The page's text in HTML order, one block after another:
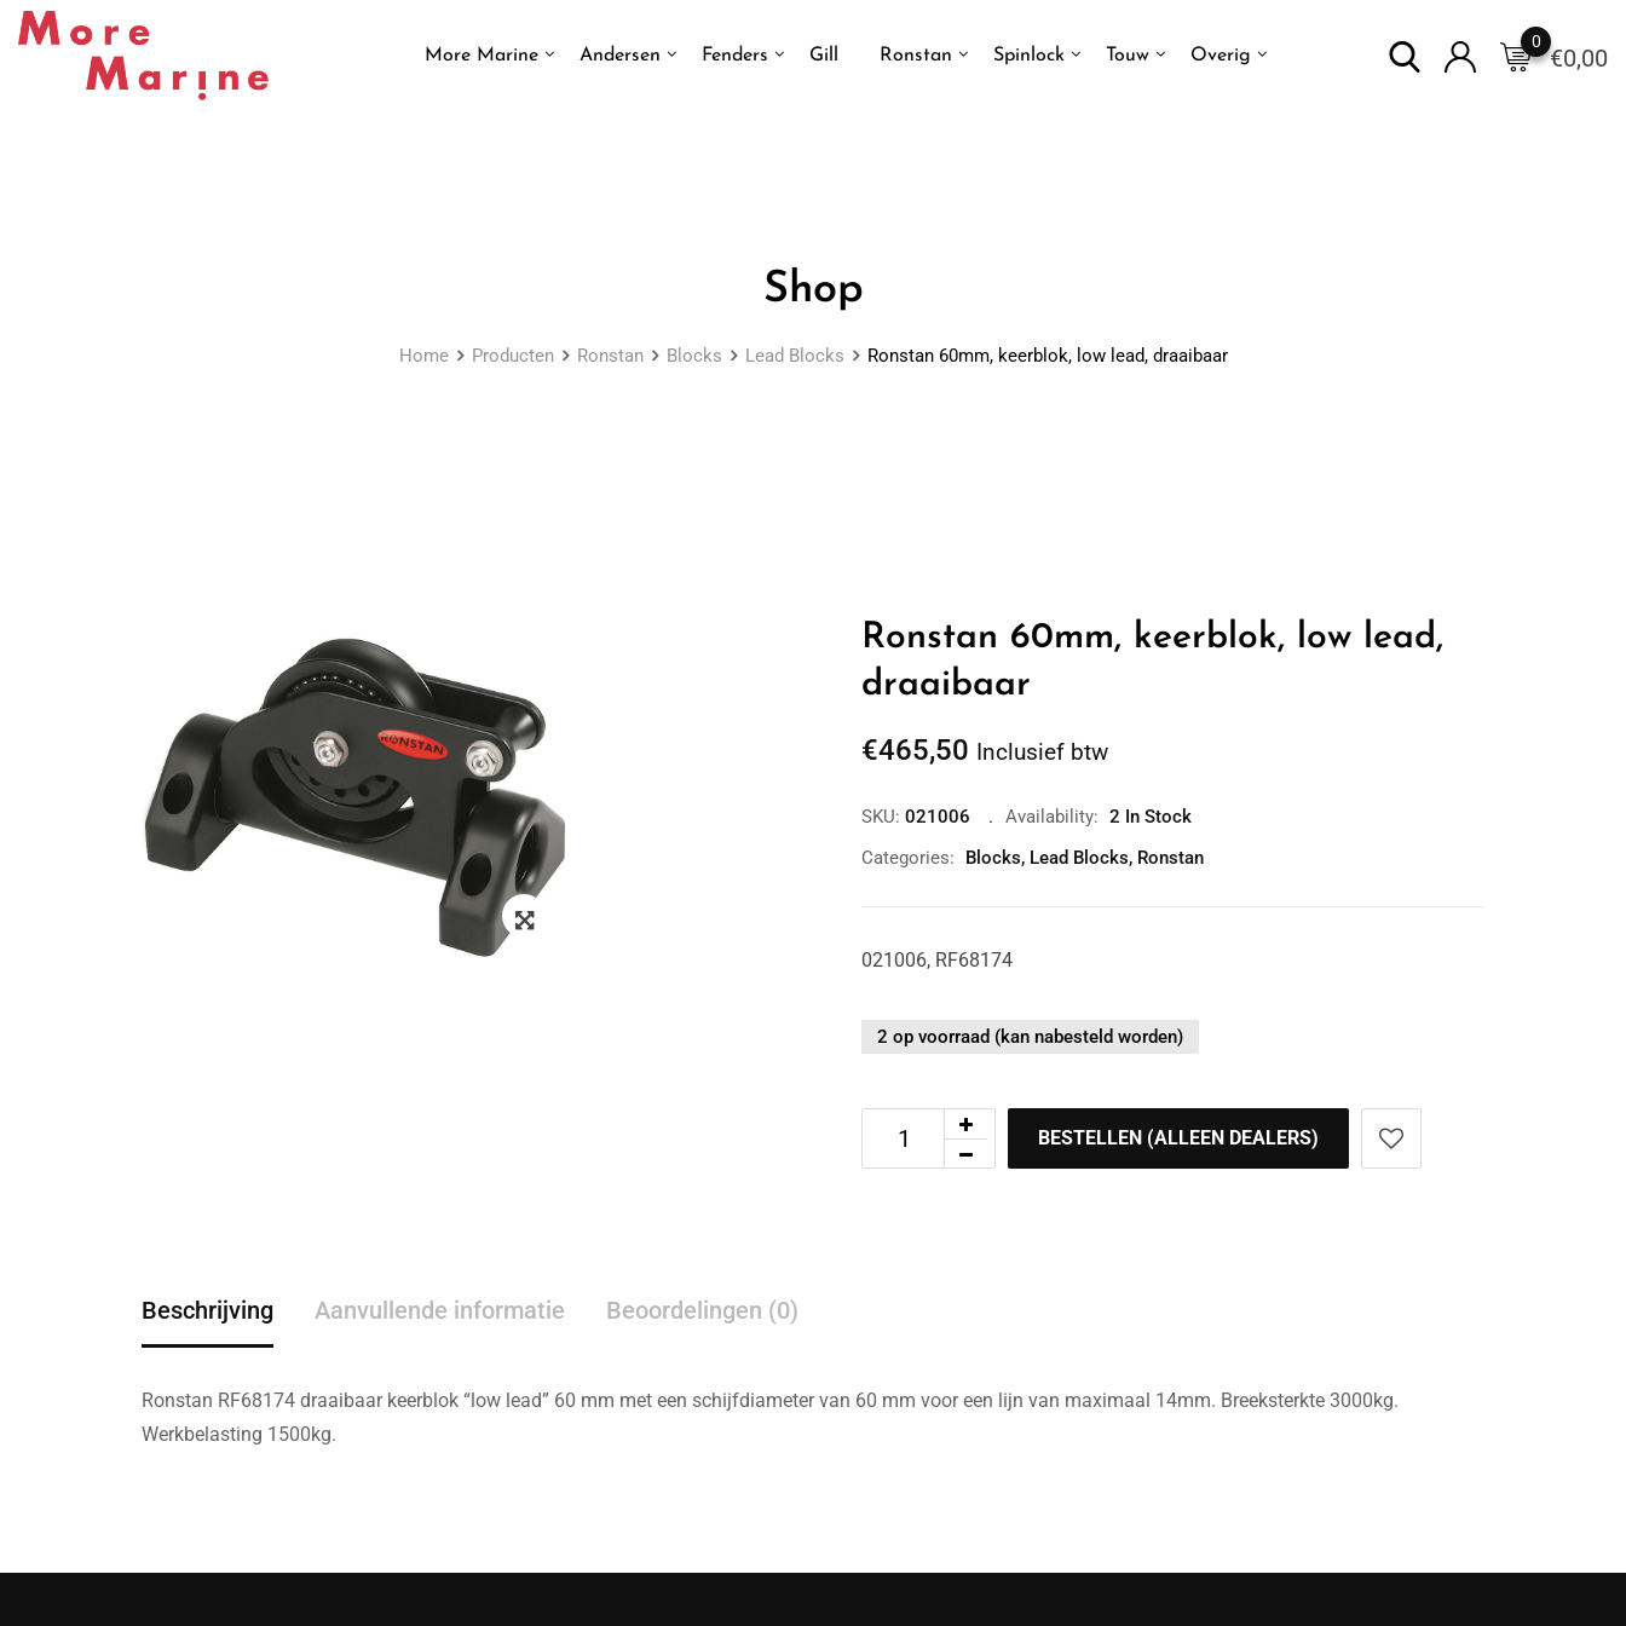
Skip
More Marine Andersen Fenders Gill Ronstan Spinlock Touw Overig €0,00
0
Shop
Home Producten Ronstan Blocks Lead Blocks Ronstan 60mm, keerblok, low lead, draaibaar
Zoom
Ronstan 60mm, keerblok, low lead,
draaibaar
€465,50 Inclusief btw
SKU: 021006 Availability: 2 In Stock
Categories:
Blocks, Lead Blocks, Ronstan
021006, RF68174
2 op voorraad (kan nabesteld worden)
BESTELLEN (ALLEEN DEALERS)
Beschrijving Aanvullende informatie Beoordelingen (0)
Ronstan RF68174 draaibaar keerblok “low lead” 60 mm met een schijfdiameter van 60 mm voor een lijn van maximaal 14mm. Breeksterkte 3000kg.
Werkbelasting 1500kg.